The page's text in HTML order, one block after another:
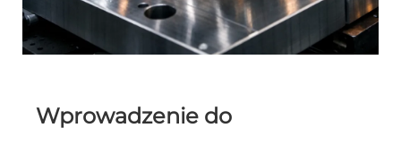
Wprowadzenie do